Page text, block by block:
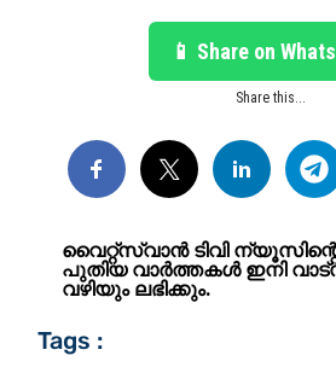
📱 Share on
Share this...
വൈറ്റ്സ്വാൻ ടിവി
പുതിയ വാർത്തകൾ ഇനി
വഴിയും ലഭിക്കും.
Tags :